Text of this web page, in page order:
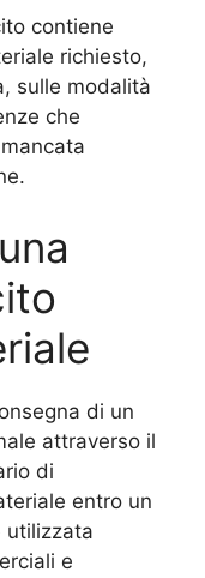
contiene
richiesto,
sulle modalità
che
di un
attraverso il
di
entro un
utilizzata
e